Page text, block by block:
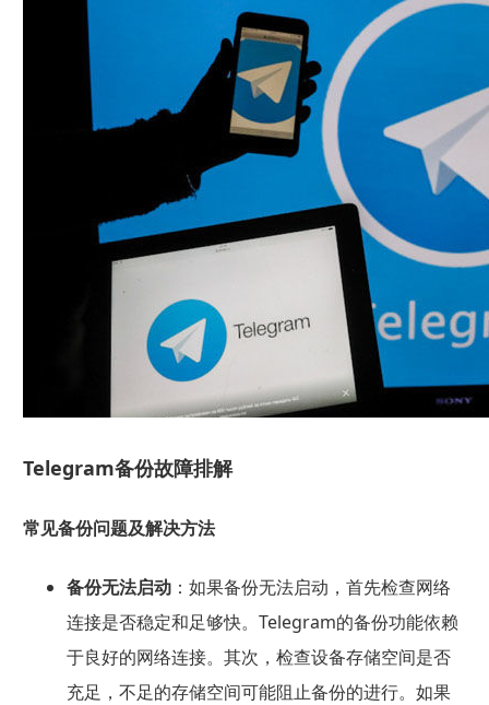
Telegram备份故障排解
常见备份问题及解决方法
备份无法启动：如果备份无法启动，首先检查网络
连接是否稳定和足够快。Telegram的备份功能依赖
于良好的网络连接。其次，检查设备存储空间是否
充足，不足的存储空间可能阻止备份的进行。如果